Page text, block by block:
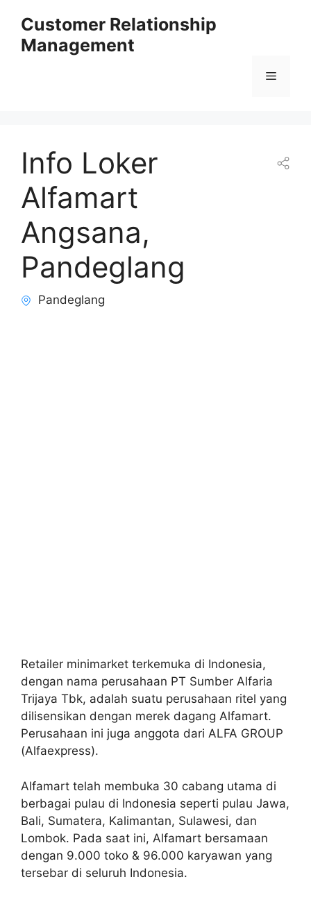
content
Customer Relationship
Management
Menu
Info Loker
Alfamart
Angsana,
Pandeglang
Pandeglang
Retailer minimarket terkemuka di Indonesia,
dengan nama perusahaan PT Sumber Alfaria
Trijaya Tbk, adalah suatu perusahaan ritel yang
dilisensikan dengan merek dagang Alfamart.
Perusahaan ini juga anggota dari ALFA GROUP
(Alfaexpress).
Alfamart telah membuka 30 cabang utama di
berbagai pulau di Indonesia seperti pulau Jawa,
Bali, Sumatera, Kalimantan, Sulawesi, dan
Lombok. Pada saat ini, Alfamart bersamaan
dengan 9.000 toko & 96.000 karyawan yang
tersebar di seluruh Indonesia.